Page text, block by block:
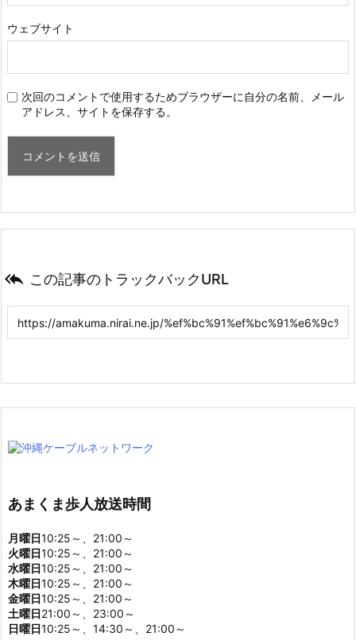
ウェブサイト
次回のコメントで使用するためブラウザーに自分の名前、メール
アドレス、サイトを保存する。
 この記事のトラックバックURL
あまくま歩人放送時間
月曜日10:25～、21:00～
火曜日10:25～、21:00～
水曜日10:25～、21:00～
木曜日10:25～、21:00～
金曜日10:25～、21:00～
土曜日21:00～、23:00～
日曜日10:25～、14:30～、21:00～